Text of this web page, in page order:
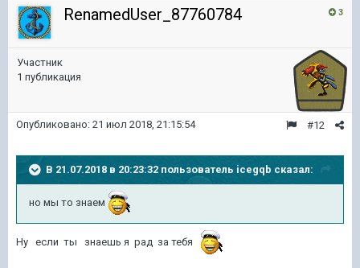
3
RenamedUser_87760784
Участник
1 публикация
#12
Опубликовано: 21 июл 2018, 21:15:54
В 21.07.2018 в 20:23:32 пользователь icegqb сказал:
но мы то знаем
Ну если ты знаешь я рад за тебя